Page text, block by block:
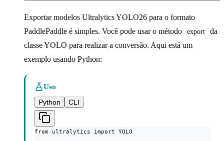
Exportar modelos Ultralytics YOLO26 para o formato
PaddlePaddle é simples. Você pode usar o método
export
da
classe YOLO para realizar a conversão. Aqui está um
exemplo usando Python:
Uso
Python
CLI
from ultralytics import YOLO